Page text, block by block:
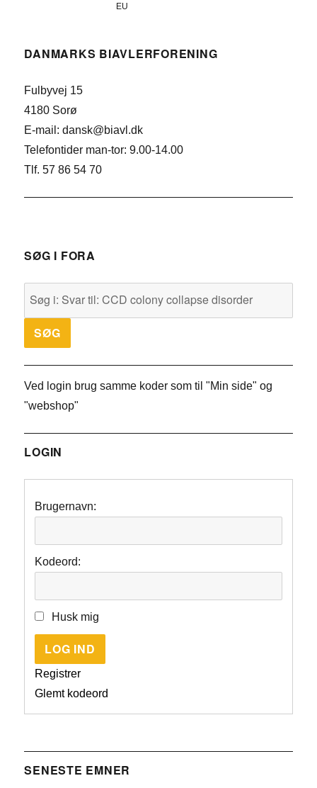
EU
DANMARKS BIAVLERFORENING
Fulbyvej 15
4180 Sorø
E-mail: dansk@biavl.dk
Telefontider man-tor: 9.00-14.00
Tlf. 57 86 54 70
SØG I FORA
Ved login brug samme koder som til "Min side" og
"webshop"
LOGIN
Brugernavn:
Kodeord:
Husk mig
LOG IND
Registrer
Glemt kodeord
SENESTE EMNER